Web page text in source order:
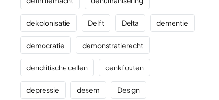
dekolonisatie Delft Delta dementie
democratie demonstratierecht
dendritische cellen denkfouten
depressie desem Design